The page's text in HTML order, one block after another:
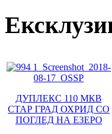
ДУПЛЕКС 110 МКВ
СТАР ГРАД ОХРИД СО
ПОГЛЕД НА ЕЗЕРО